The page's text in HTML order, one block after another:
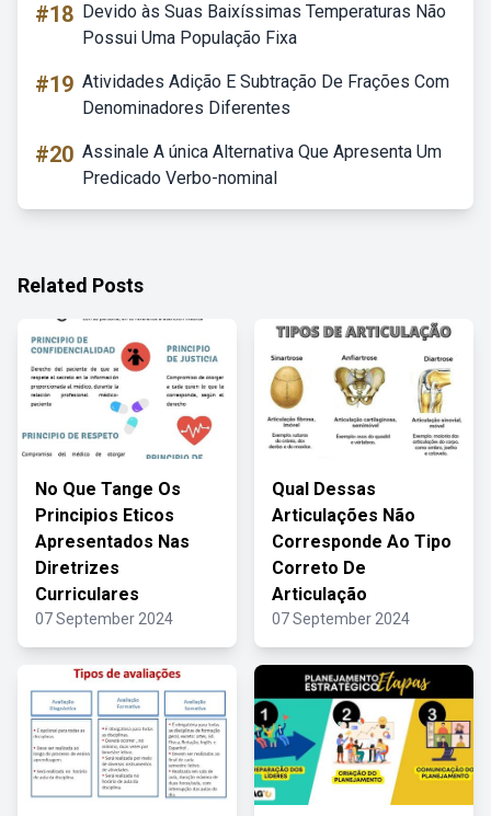
#18 Devido às Suas Baixíssimas Temperaturas Não
Possui Uma População Fixa
#19 Atividades Adição E Subtração De Frações Com
Denominadores Diferentes
#20 Assinale A única Alternativa Que Apresenta Um
Predicado Verbo-nominal
Related Posts
No Que Tange Os
Principios Eticos
Apresentados Nas
Diretrizes
Curriculares
07 September 2024
Qual Dessas
Articulações Não
Corresponde Ao Tipo
Correto De
Articulação
07 September 2024